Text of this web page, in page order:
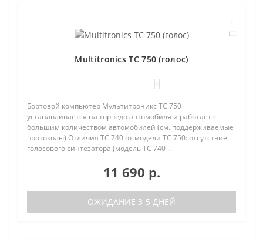
Multitronics TC 750 (голос)
Бортовой компьютер Мультитроникс TC 750
устанавливается на торпедо автомобиля и работает с
большим количеством автомобилей (см. поддерживаемые
протоколы) Отличия TC 740 от модели TC 750: отсутствие
голосового синтезатора (модель TC 740 ..
11 690 р.
ОЖИДАНИЕ 3-5 ДНЕЙ